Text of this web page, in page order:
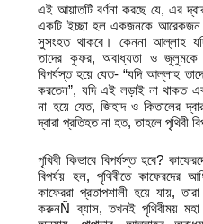
এই আয়াতটি বর্ণনা করছে যে, এর
একটি ইচ্ছা হল একজনকে আরেকজন
সুসংহত থাকবে। কেননা আল্লাহ
তাদের কুফর, অবাধ্যতা ও জুলুমকে
বিপর্যস্ত হয়ে যেত- “যদি আল্লাহ
করতেন”, যদি এই লড়াই না থাকত
না হয়ে যেত, জিহাদ ও কিতালের
দ্বারা প্রতিহত না হত, তাহলে পৃথিবী
পৃথিবী কিভাবে বিপর্যস্ত হবে?
বিপর্যয় হল, পৃথিবীতে কাফেরদের
কাফেররা প্রতাপশালী হয়ে যায়,
করুনÑ ব্যাস, তখনই পৃথিবীময়